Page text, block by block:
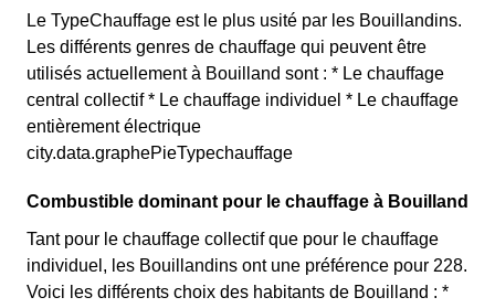
Le TypeChauffage est le plus usité par les Bouillandins.
Les différents genres de chauffage qui peuvent être
utilisés actuellement à Bouilland sont : * Le chauffage
central collectif * Le chauffage individuel * Le chauffage
entièrement électrique
city.data.graphePieTypechauffage
Combustible dominant pour le chauffage à Bouilland
Tant pour le chauffage collectif que pour le chauffage
individuel, les Bouillandins ont une préférence pour 228.
Voici les différents choix des habitants de Bouilland : *